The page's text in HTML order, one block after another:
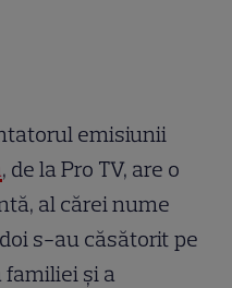
emisiunii
, de la Pro TV, are o
al cărei nume
s-au căsătorit pe
familiei și a